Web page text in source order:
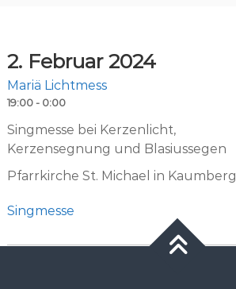
2. Februar 2024
Mariä Lichtmess
19:00 - 0:00
Singmesse bei Kerzenlicht,
Kerzensegnung und Blasiussegen
Pfarrkirche St. Michael in Kaumberg
Singmesse